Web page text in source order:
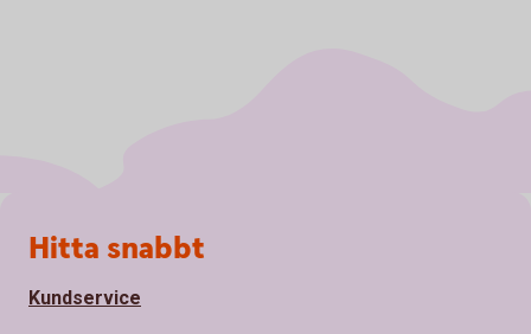
Sidfot
Hitta snabbt
Kundservice